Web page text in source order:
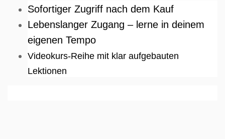
Sofortiger Zugriff nach dem Kauf
Lebenslanger Zugang – lerne in deinem
eigenen Tempo
Videokurs-Reihe mit klar aufgebauten
Lektionen